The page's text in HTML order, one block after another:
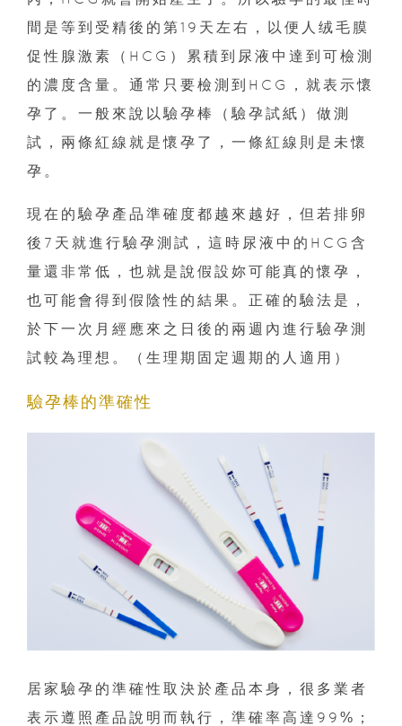
間是等到受精後的第19天左右，以便人绒毛膜
促性腺激素（HCG）累積到尿液中達到可檢測
的濃度含量。通常只要檢測到HCG，就表示懷
孕了。一般來說以驗孕棒（驗孕試紙）做測
試，兩條紅線就是懷孕了，一條紅線則是未懷
孕。
現在的驗孕產品準確度都越來越好，但若排卵
後7天就進行驗孕測試，這時尿液中的HCG含
量還非常低，也就是說假設妳可能真的懷孕，
也可能會得到假陰性的結果。正確的驗法是，
於下一次月經應來之日後的兩週內進行驗孕測
試較為理想。（生理期固定週期的人適用）
驗孕棒的準確性
居家驗孕的準確性取決於產品本身，很多業者
表示遵照產品說明而執行，準確率高達99%；